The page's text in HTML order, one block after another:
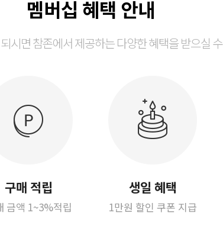
멤버십 혜택 안내
시면 참존에서 제공하는 다양한 혜택을 받으실
구매 적립
금액 1~3%적립
생일 혜택
1만원 할인 쿠폰 지급